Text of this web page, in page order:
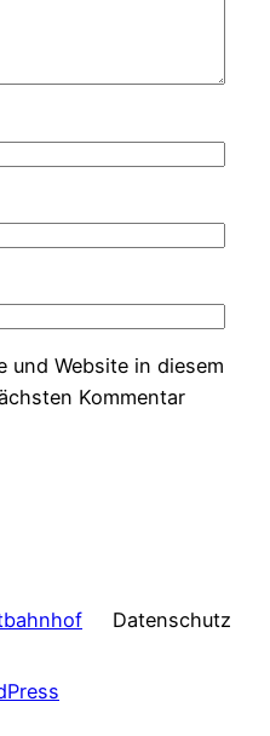
und Website in diesem
Kommentar
Datenschutz